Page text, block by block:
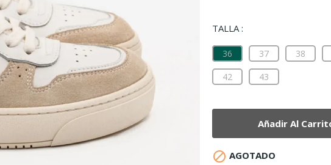
TALLA :
36 37 38
42
43
Añadir Al
 AGOTADO